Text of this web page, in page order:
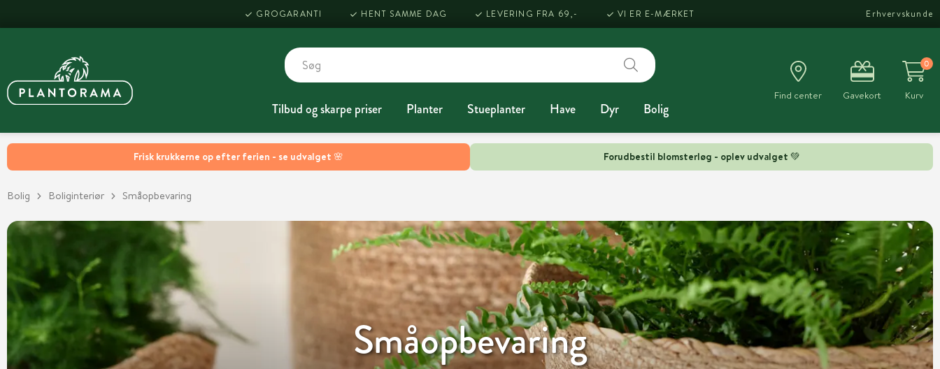
Frisk krukkerne op efter ferien - se udvalget 🌸 Forudbestil blomsterløg - oplev udvalget 💚
GROGARANTI HENT SAMME DAG LEVERING FRA 69,- VI ER E-MÆRKET Erhvervskunde
Tilbud og skarpe priser Planter Stueplanter Have Dyr Bolig
Find center Gavekort
0
Kurv
Bolig Boliginteriør Småopbevaring
Småopbevaring